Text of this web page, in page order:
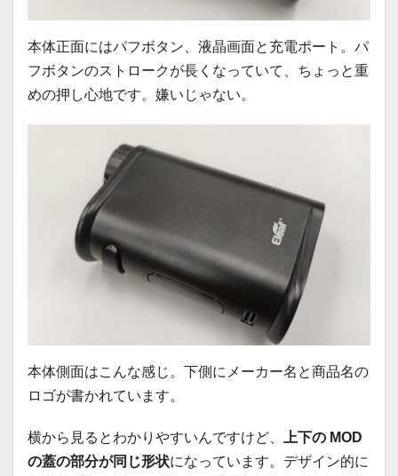
本体正面にはパフボタン、液晶画面と充電ポート。パ
フボタンのストロークが長くなっていて、ちょっと重
めの押し心地です。嫌いじゃない。
本体側面はこんな感じ。下側にメーカー名と商品名の
ロゴが書かれています。
横から見るとわかりやすいんですけど、
上下の MOD
の蓋の部分が同じ形状になっています。デザイン的に